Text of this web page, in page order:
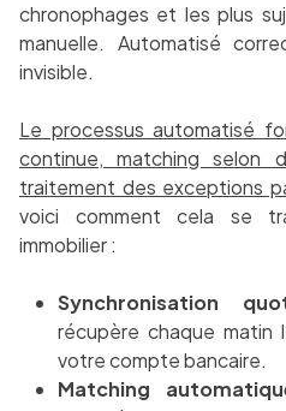
chronophages et les plus
manuelle. Automatisé
invisible.
Le processus automatisé
continue, matching selon
traitement des exceptions
voici comment cela se
immobilier :
Synchronisation
récupère chaque matin
votre compte bancaire.
Matching